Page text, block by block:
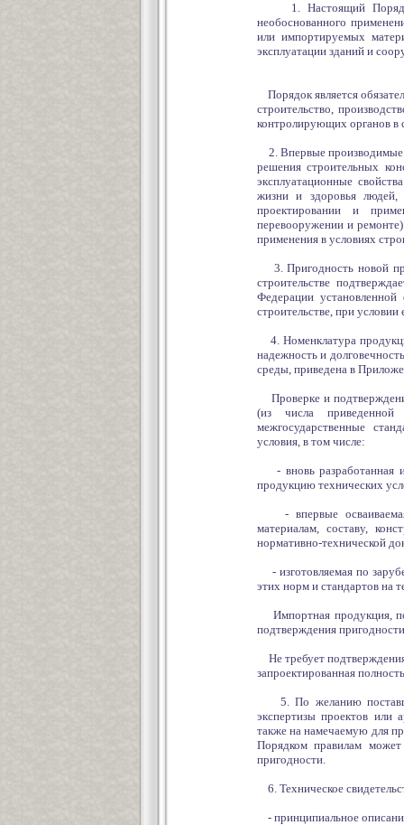
1. Настоящий Порядок
необоснованного
или импортируемых
эксплуатации зданий и
Порядок является
строительство,
контролирующих органов в
2. Впервые производимые
решения строительных
эксплуатационные
жизни и здоровья
проектировании и
перевооружении и
применения в условиях
3. Пригодность новой
строительстве
Федерации
строительстве, при
4. Номенклатура
надежность и
среды, приведена в
Проверке и
(из числа
межгосударственные
условия, в том числе:
- вновь разработанная и
продукцию технических
- впервые осваиваемая
материалам, составу,
нормативно-технической
- изготовляемая по
этих норм и стандартов на
Импортная продукция,
подтверждения
Не требует
запроектированная
5. По желанию
экспертизы проектов или
также на намечаемую для
Порядком правилам
пригодности.
6. Техническое
- принципиальное